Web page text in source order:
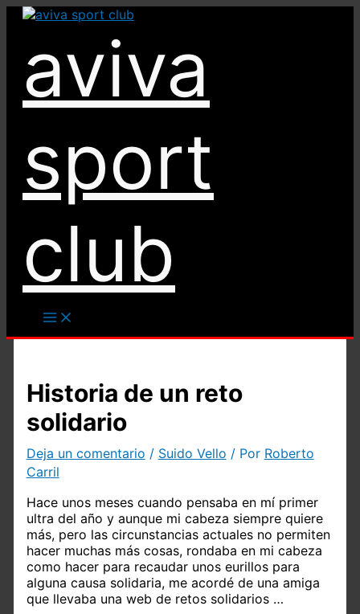
aviva
sport
club
Historia de un reto
solidario
Deja un comentario / Suido Vello / Por Roberto
Carril
Hace unos meses cuando pensaba en mí primer
ultra del año y aunque mi cabeza siempre quiere
más, pero las circunstancias actuales no permiten
hacer muchas más cosas, rondaba en mi cabeza
como hacer para recaudar unos eurillos para
alguna causa solidaria, me acordé de una amiga
que llevaba una web de retos solidarios …